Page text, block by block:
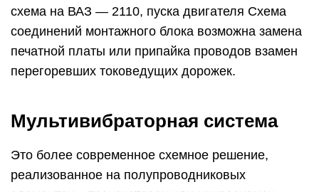
схема на ВАЗ — 2110, пуска двигателя Схема
соединений монтажного блока возможна замена
печатной платы или припайка проводов взамен
перегоревших токоведущих дорожек.
Мультивибраторная система
Это более современное схемное решение,
реализованное на полупроводниковых